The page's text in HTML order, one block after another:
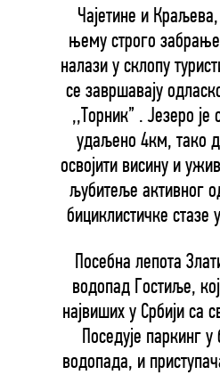
Чајетине и
њему строго
налази у склопу
се завршавају
,,Торник” . Језеро је
удаљено 4км, тако
освојити висину и
љубитеље активног
бициклистичке стазе
Посебна лепота
водопад Гостиље,
највиших у Србији са
Поседује паркинг
водопада, и